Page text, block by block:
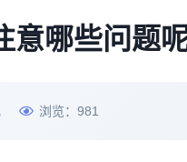
哪些问题呢
浏览： 981